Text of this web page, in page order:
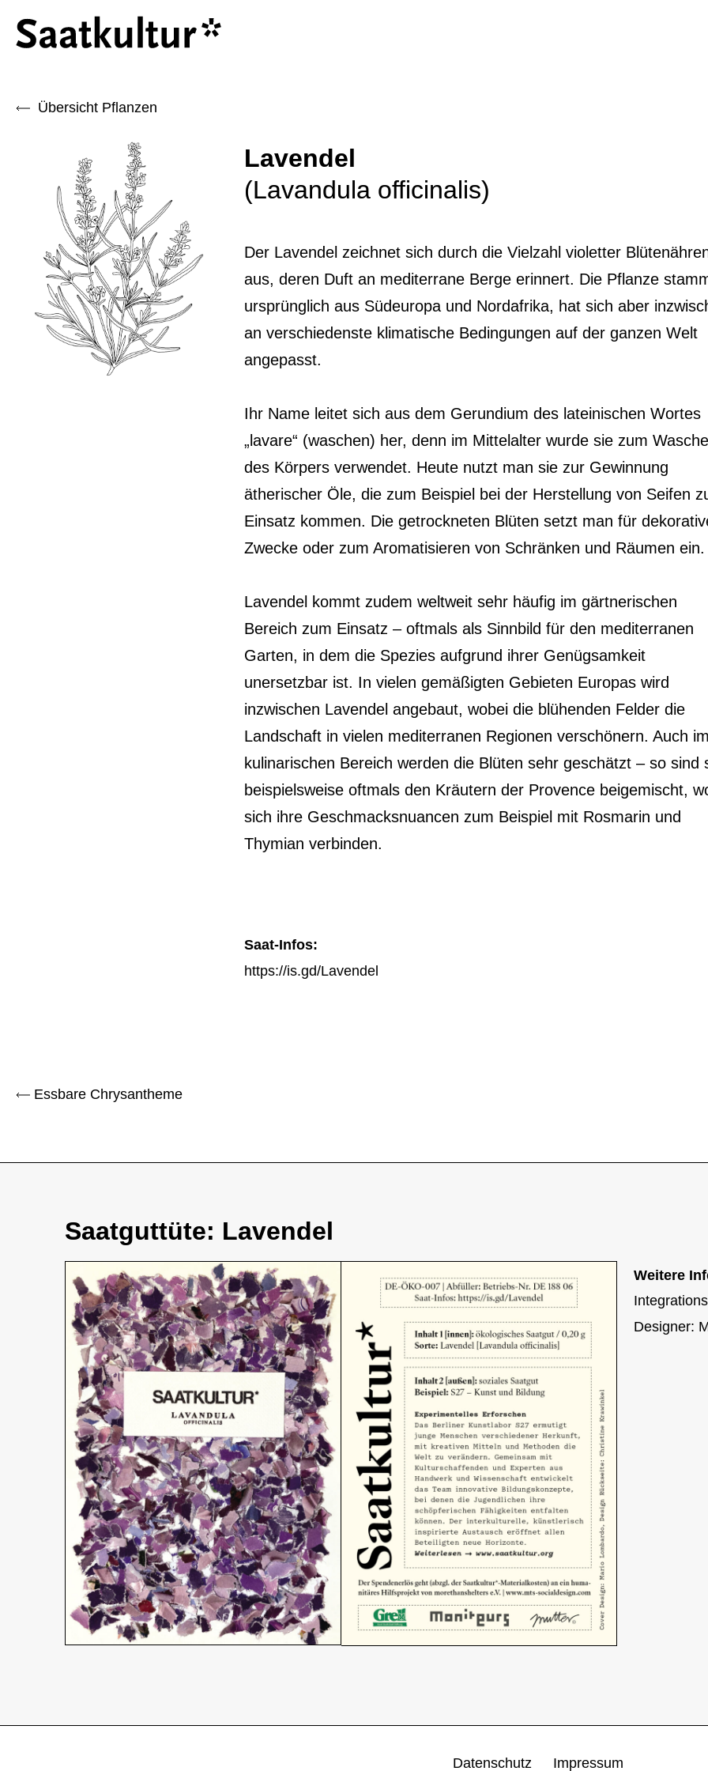
Übersicht Pflanzen
Lavendel
(Lavandula officinalis)
Der Lavendel zeichnet sich durch die Vielzahl violetter
aus, deren Duft an mediterrane Berge erinnert. Die Pflanze
ursprünglich aus Südeuropa und Nordafrika, hat sich aber
an verschiedenste klimatische Bedingungen auf der ganzen Welt
angepasst.
Ihr Name leitet sich aus dem Gerundium des lateinischen Wortes
„lavare“ (waschen) her, denn im Mittelalter wurde sie zum
des Körpers verwendet. Heute nutzt man sie zur Gewinnung
ätherischer Öle, die zum Beispiel bei der Herstellung von Seifen
Einsatz kommen. Die getrockneten Blüten setzt man für
Zwecke oder zum Aromatisieren von Schränken und Räumen ein.
Lavendel kommt zudem weltweit sehr häufig im gärtnerischen
Bereich zum Einsatz – oftmals als Sinnbild für den mediterranen
Garten, in dem die Spezies aufgrund ihrer Genügsamkeit
unersetzbar ist. In vielen gemäßigten Gebieten Europas wird
inzwischen Lavendel angebaut, wobei die blühenden Felder die
Landschaft in vielen mediterranen Regionen verschönern. Auch im
kulinarischen Bereich werden die Blüten sehr geschätzt – so sind
beispielsweise oftmals den Kräutern der Provence beigemischt,
sich ihre Geschmacksnuancen zum Beispiel mit Rosmarin und
Thymian verbinden.
Saat-Infos:
https://is.gd/Lavendel
Essbare Chrysantheme
Saatguttüte: Lavendel
Weitere
Inte
Designer:
Datenschutz Impressum